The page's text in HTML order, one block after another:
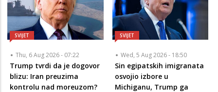
SVIJET
Thu, 6 Aug 2026 - 07:22
Trump tvrdi da je dogovor
blizu: Iran preuzima
kontrolu nad moreuzom?
SVIJET
Wed, 5 Aug 2026 - 18:50
Sin egipatskih imigranata
osvojio izbore u
Michiganu, Trump ga